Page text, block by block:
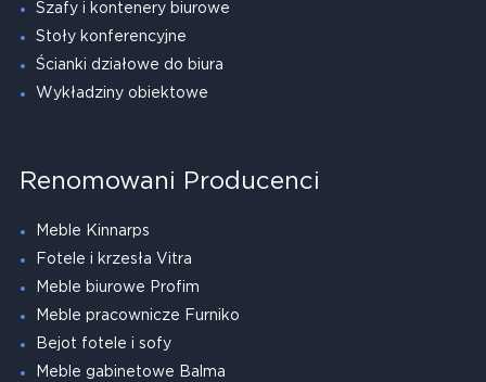
Szafy i kontenery biurowe
Stoły konferencyjne
Ścianki działowe do biura
Wykładziny obiektowe
Renomowani Producenci
Meble Kinnarps
Fotele i krzesła Vitra
Meble biurowe Profim
Meble pracownicze Furniko
Bejot fotele i sofy
Meble gabinetowe Balma